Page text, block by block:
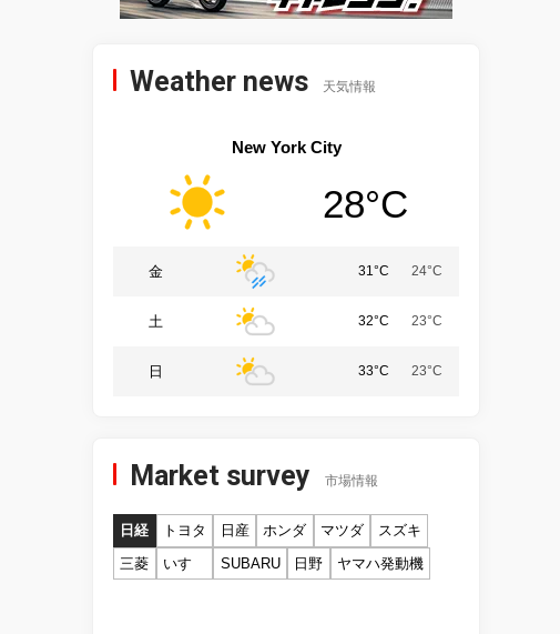
Weather news 天気情報
New York City
28°C
金 31°C 24°C
土 32°C 23°C
日 33°C 23°C
Market survey 市場情報
日経 トヨタ 日産 ホンダ マツダ
スズキ
三菱
いすゞ SUBARU 日野 ヤマハ発動機